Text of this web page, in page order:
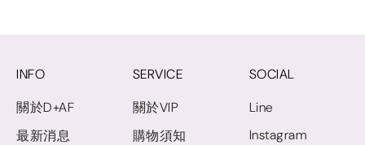
INFO
關於D+AF
最新消息
SERVICE
關於VIP
購物須知
SOCIAL
Line
Instagram